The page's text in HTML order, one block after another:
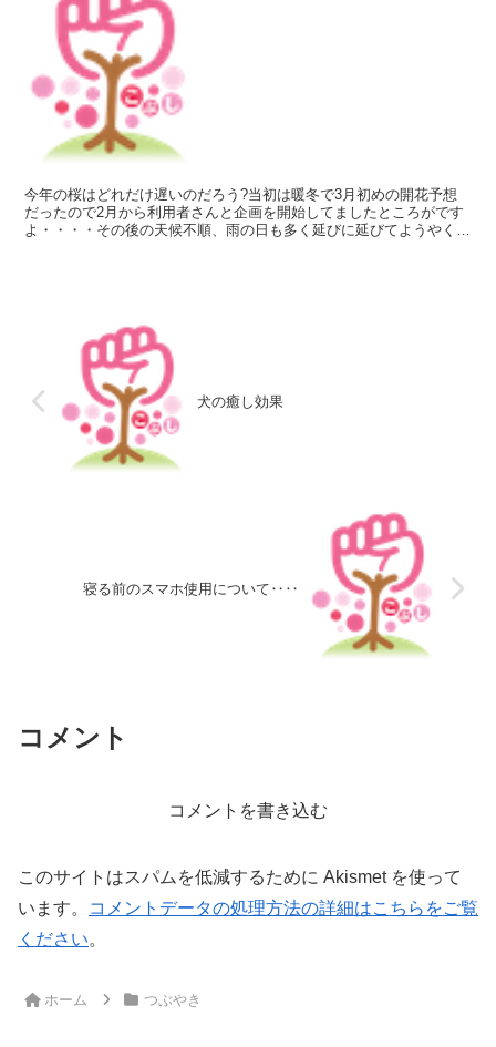
今年の桜はどれだけ遅いのだろう?当初は暖冬で3月初めの開花予想
だったので2月から利用者さんと企画を開始してましたところがです
よ・・・・その後の天候不順、雨の日も多く延びに延びてようやく東
犬の癒し効果
寝る前のスマホ使用について‥‥
コメント
コメントを書き込む
このサイトはスパムを低減するために Akismet を使って
います。
コメントデータの処理方法の詳細はこちらをご覧
ください。
ホーム つぶやき